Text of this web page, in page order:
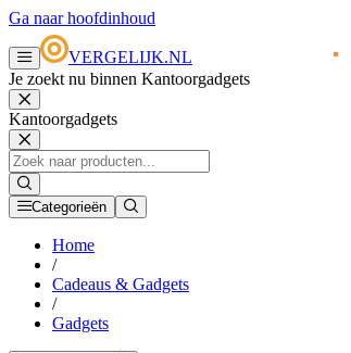
Ga naar hoofdinhoud
VERGELIJK.NL
Je zoekt nu binnen Kantoorgadgets
Kantoorgadgets
Categorieën
Home
/
Cadeaus & Gadgets
/
Gadgets